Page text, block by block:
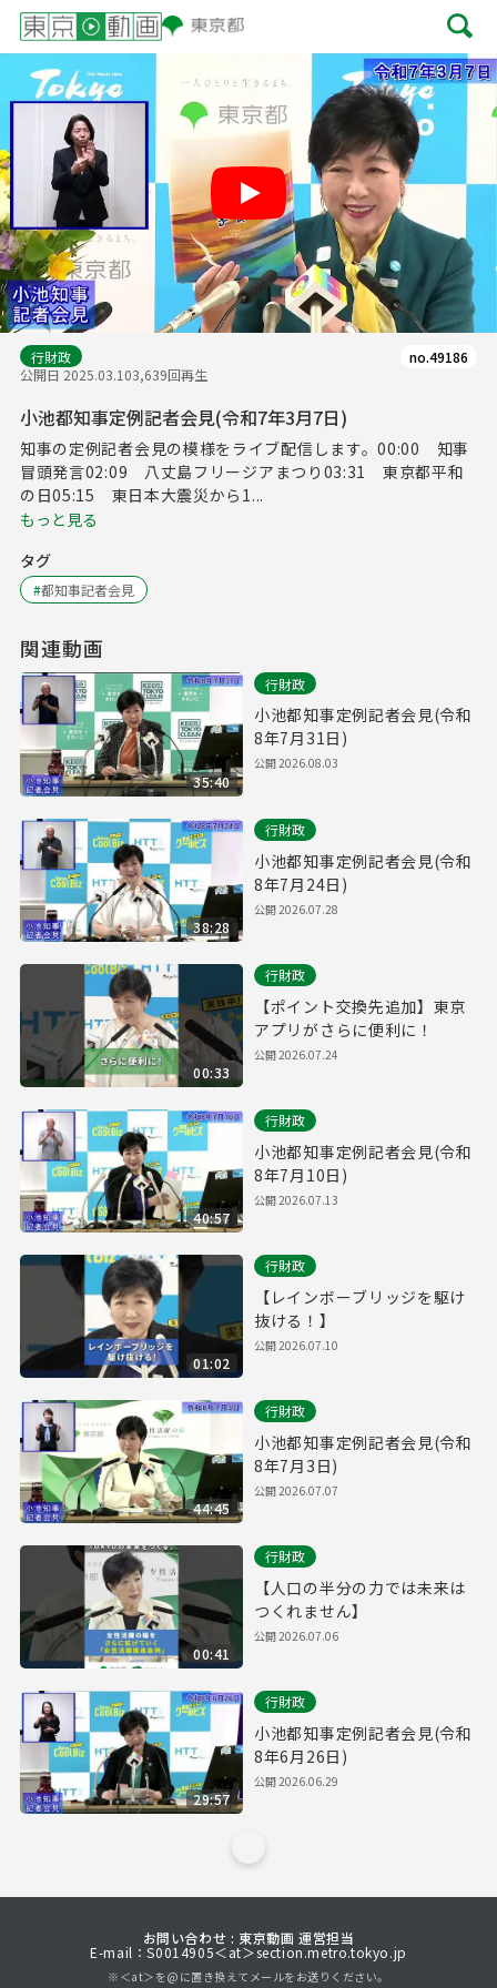
Play
行財政
公開日 2025.03.103,639回再生
no.49186
小池都知事定例記者会見(令和7年3月7日)
知事の定例記者会見の模様をライブ配信します。00:00 知事
冒頭発言02:09 八丈島フリージアまつり03:31 東京都平和
の日05:15 東日本大震災から1...
もっと見る
タグ
#都知事記者会見
関連動画
35:40
行財政
小池都知事定例記者会見(令和
8年7月31日)
公開2026.08.03
38:28
行財政
小池都知事定例記者会見(令和
8年7月24日)
公開2026.07.28
00:33
行財政
【ポイント交換先追加】東京
アプリがさらに便利に！
公開2026.07.24
40:57
行財政
小池都知事定例記者会見(令和
8年7月10日)
公開2026.07.13
01:02
行財政
【レインボーブリッジを駆け
抜ける！】
公開2026.07.10
44:45
行財政
小池都知事定例記者会見(令和
8年7月3日)
公開2026.07.07
00:41
行財政
【人口の半分の力では未来は
つくれません】
公開2026.07.06
29:57
行財政
小池都知事定例記者会見(令和
8年6月26日)
公開2026.06.29
お問い合わせ : 東京動画 運営担当
E-mail：S0014905＜at＞section.metro.tokyo.jp
※＜at＞を@に置き換えてメールをお送りください。